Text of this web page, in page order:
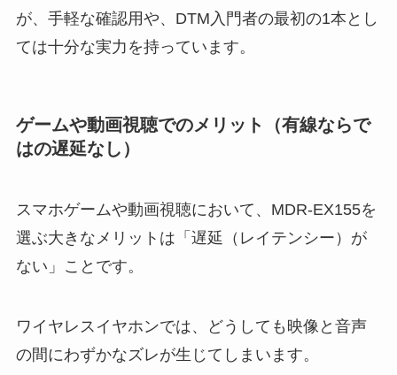
が、手軽な確認用や、DTM入門者の最初の1本とし
ては十分な実力を持っています。
ゲームや動画視聴でのメリット（有線ならで
はの遅延なし）
スマホゲームや動画視聴において、MDR-EX155を
選ぶ大きなメリットは「遅延（レイテンシー）が
ない」ことです。
ワイヤレスイヤホンでは、どうしても映像と音声
の間にわずかなズレが生じてしまいます。